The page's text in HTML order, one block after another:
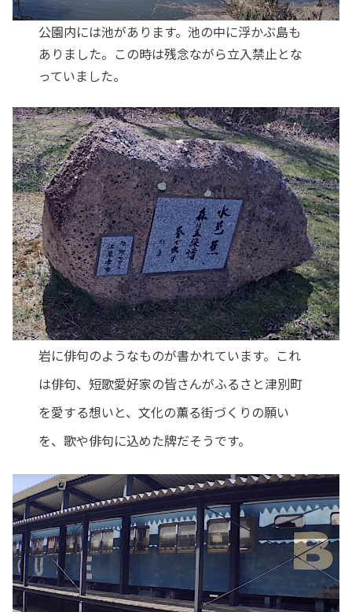
公園内には池があります。池の中に浮かぶ島も
ありました。この時は残念ながら立入禁止とな
っていました。
岩に俳句のようなものが書かれています。これ
は俳句、短歌愛好家の皆さんがふるさと津別町
を愛する想いと、文化の薫る街づくりの願い
を、歌や俳句に込めた牌だそうです。